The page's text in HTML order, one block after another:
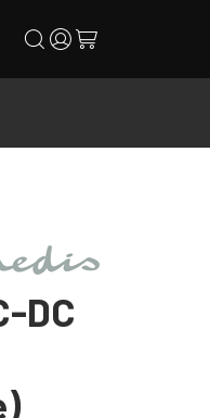
search usercart
DC